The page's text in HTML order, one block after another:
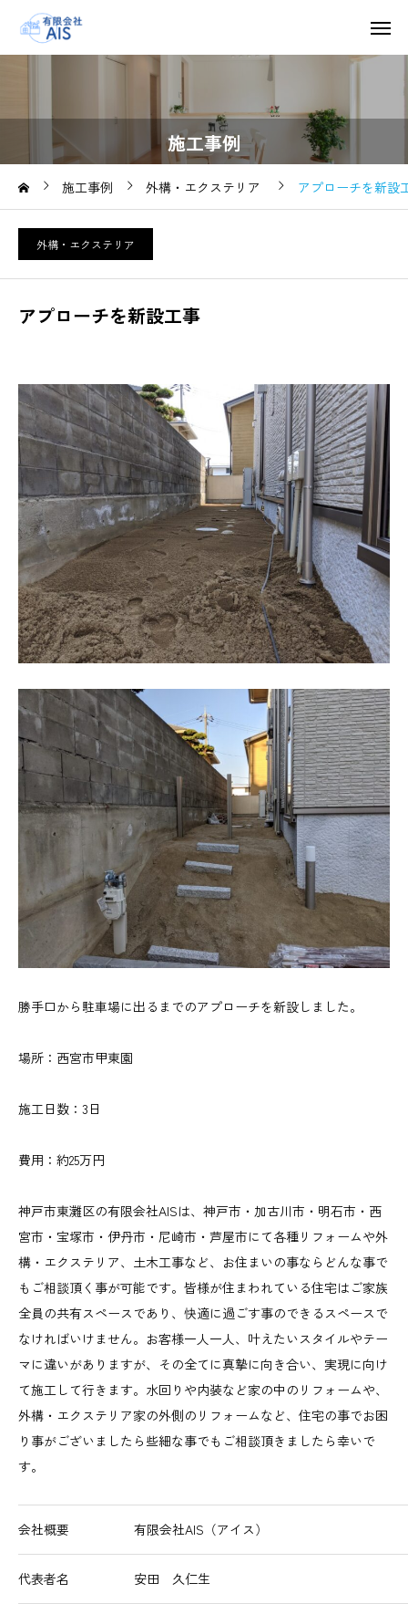
施工事例
施工事例 外構・エクステリア アプローチを新設
外構・エクステリア
アプローチを新設工事
勝手口から駐車場に出るまでのアプローチを新設しました。
場所：西宮市甲東園
施工日数：3日
費用：約25万円
神戸市東灘区の有限会社AISは、神戸市・加古川市・明石市・西
宮市・宝塚市・伊丹市・尼崎市・芦屋市にて各種リフォームや外
構・エクステリア、土木工事など、お住まいの事ならどんな事で
もご相談頂く事が可能です。皆様が住まわれている住宅はご家族
全員の共有スペースであり、快適に過ごす事のできるスペースで
なければいけません。お客様一人一人、叶えたいスタイルやテー
マに違いがありますが、その全てに真摯に向き合い、実現に向け
て施工して行きます。水回りや内装など家の中のリフォームや、
外構・エクステリア家の外側のリフォームなど、住宅の事でお困
り事がございましたら些細な事でもご相談頂きましたら幸いで
す。
会社概要 有限会社AIS（アイス）
代表者名 安田 久仁生